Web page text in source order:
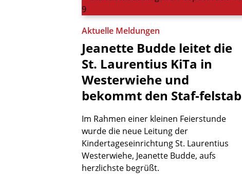
Aktuelle Meldungen
Jeanette Budde leitet die
St. Laurentius KiTa in
Westerwiehe und
bekommt den Staf-felstab
Im Rahmen einer kleinen Feierstunde
wurde die neue Leitung der
Kindertageseinrichtung St. Laurentius
Westerwiehe, Jeanette Budde, aufs
herzlichste begrüßt.